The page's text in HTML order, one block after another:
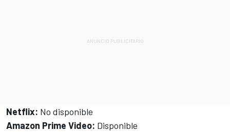
Netflix: No disponible
Amazon Prime Video: Disponible